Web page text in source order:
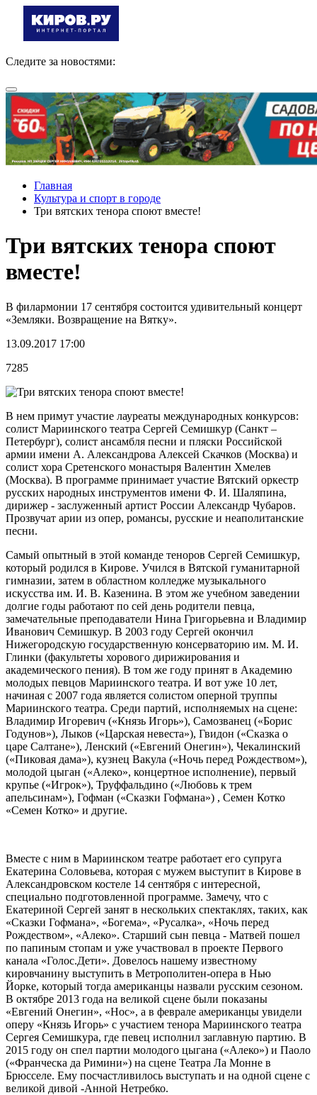
Следите за новостями:
Главная
Культура и спорт в городе
Три вятских тенора споют вместе!
Три вятских тенора споют
вместе!
В филармонии 17 сентября состоится удивительный концерт
«Земляки. Возвращение на Вятку».
13.09.2017 17:00
7285
В нем примут участие лауреаты международных конкурсов:
солист Мариинского театра Сергей Семишкур (Санкт –
Петербург), солист ансамбля песни и пляски Российской
армии имени А. Александрова Алексей Скачков (Москва) и
солист хора Сретенского монастыря Валентин Хмелев
(Москва). В программе принимает участие Вятский оркестр
русских народных инструментов имени Ф. И. Шаляпина,
дирижер - заслуженный артист России Александр Чубаров.
Прозвучат арии из опер, романсы, русские и неаполитанские
песни.
Самый опытный в этой команде теноров Сергей Семишкур,
который родился в Кирове. Учился в Вятской гуманитарной
гимназии, затем в областном колледже музыкального
искусства им. И. В. Казенина. В этом же учебном заведении
долгие годы работают по сей день родители певца,
замечательные преподаватели Нина Григорьевна и Владимир
Иванович Семишкур. В 2003 году Сергей окончил
Нижегородскую государственную консерваторию им. М. И.
Глинки (факультеты хорового дирижирования и
академического пения). В том же году принят в Академию
молодых певцов Мариинского театра. И вот уже 10 лет,
начиная с 2007 года является солистом оперной труппы
Мариинского театра. Среди партий, исполняемых на сцене:
Владимир Игоревич («Князь Игорь»), Самозванец («Борис
Годунов»), Лыков («Царская невеста»), Гвидон («Сказка о
царе Салтане»), Ленский («Евгений Онегин»), Чекалинский
(«Пиковая дама»), кузнец Вакула («Ночь перед Рождеством»),
молодой цыган («Алеко», концертное исполнение), первый
крупье («Игрок»), Труффальдино («Любовь к трем
апельсинам»), Гофман («Сказки Гофмана») , Семен Котко
«Семен Котко» и другие.
Вместе с ним в Мариинском театре работает его супруга
Екатерина Соловьева, которая с мужем выступит в Кирове в
Александровском костеле 14 сентября с интересной,
специально подготовленной программе. Замечу, что с
Екатериной Сергей занят в нескольких спектаклях, таких, как
«Сказки Гофмана», «Богема», «Русалка», «Ночь перед
Рождеством», «Алеко». Старший сын певца - Матвей пошел
по папиным стопам и уже участвовал в проекте Первого
канала «Голос.Дети». Довелось нашему известному
кировчанину выступить в Метрополитен-опера в Нью
Йорке, который тогда американцы назвали русским сезоном.
В октябре 2013 года на великой сцене были показаны
«Евгений Онегин», «Нос», а в феврале американцы увидели
оперу «Князь Игорь» с участием тенора Мариинского театра
Сергея Семишкура, где певец исполнил заглавную партию. В
2015 году он спел партии молодого цыгана («Алеко») и Паоло
(«Франческа да Римини») на сцене Театра Ла Монне в
Брюсселе. Ему посчастливилось выступать и на одной сцене с
великой дивой -Анной Нетребко.